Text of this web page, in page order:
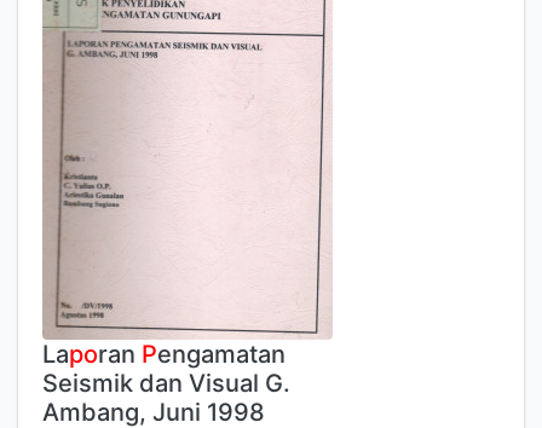
Laporan Pengamatan
Seismik dan Visual G.
Ambang, Juni 1998